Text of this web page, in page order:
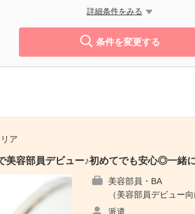
詳細条件をみる
条件を変更する
ア
美容部員デビュー♪初めてでも安心◎一緒
美容部員・BA
（美容部員デビュー
派遣